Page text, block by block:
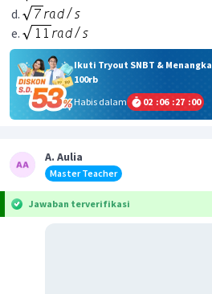
Ikuti Tryout SNBT &
100rb
Habis dalam
02 :06 :27 :00
A. Aulia
Master Teacher
Jawaban terverifikasi